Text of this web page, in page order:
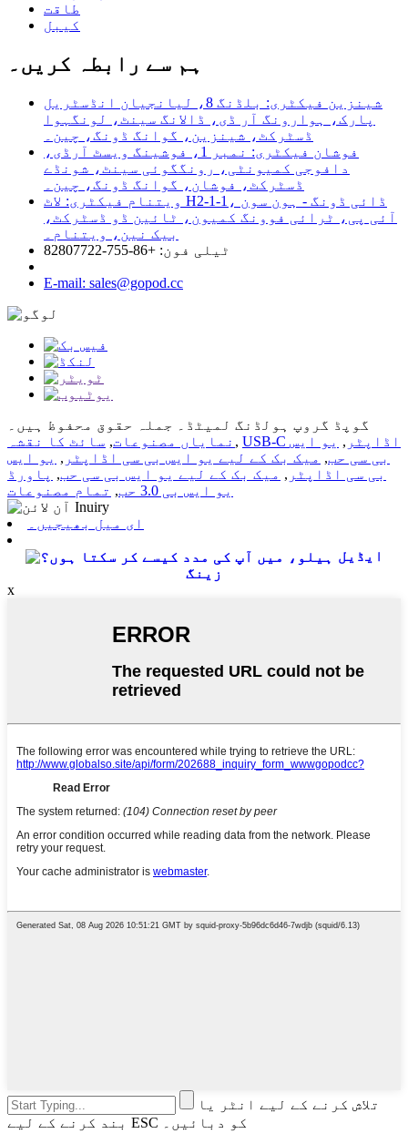
طاقت
کیبل
ہم سے رابطہ کریں۔
شینزین فیکٹری: بلڈنگ 8، لیانجیان انڈسٹریل
پارک، ہوارونگ آر ڈی، ڈالانگ سینٹ، لونگہوا
ڈسٹرکٹ، شینزین، گوانگ ڈونگ، چین۔
فوشان فیکٹری: نمبر 1، فوشینگ ویسٹ آرڈی،
دافوجی کمیونٹی، رونگگوئی سینٹ، شونڈے
ڈسٹرکٹ، فوشان، گوانگ ڈونگ، چین۔
ویتنام فیکٹری: لاٹ H2-1-1، ڈائی ڈونگ - ہون سون
آئی پی، ٹرائی فوونگ کمیون، ٹائین ڈو ڈسٹرکٹ،
بیک نین، ویتنام۔
ٹیلی فون: +86-755-82807722
E-mail: sales@gopod.cc
گوپڈ گروپ ہولڈنگ لمیٹڈ۔ جملہ حقوق محفوظ ہیں۔
نمایاں مصنوعات, سائٹ کا نقشہ , USB-C اڈاپٹر , یو ایس
بی سی حب, میک بک کے لیے یو ایس بی سی اڈاپٹر , یو ایس
بی سی اڈاپٹر , میک بک کے لیے یو ایس بی سی حب, پاورڈ
یو ایس بی 3.0 حب
, تمام مصنوعات
ای میل بھیجیں۔
ایڈیل
زینگ
x
تلاش کرنے کے لیے انٹر یا
بند کرنے کے لیے ESC کو دبائیں۔